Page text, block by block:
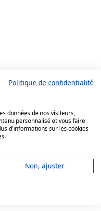
Politique de confidentialité
données de nos visiteurs,
personnalisé et vous faire
d'informations sur les cookies
Non, ajuster